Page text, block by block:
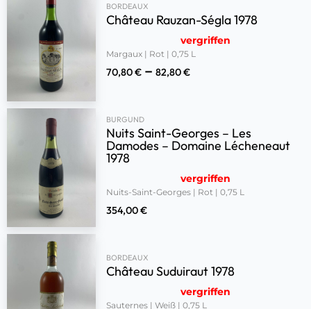
BORDEAUX
Château Rauzan-Ségla 1978
vergriffen
Margaux | Rot | 0,75 L
70,80€ –82,80€
BURGUND
Nuits Saint-Georges – Les
Damodes – Domaine Lécheneaut
1978
vergriffen
Nuits-Saint-Georges | Rot | 0,75 L
354,00€
BORDEAUX
Château Suduiraut 1978
vergriffen
Sauternes | Weiß | 0,75 L